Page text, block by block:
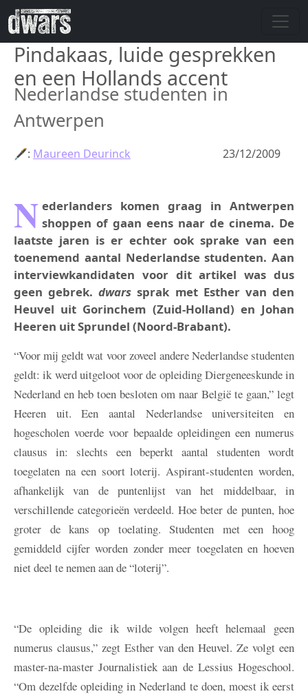
Skip to main content
Pindakaas, luide gesprekken
en een Hollands accent
Nederlandse studenten in
Antwerpen
23/12/2009
🖋: Maureen Deurinck
N ederlanders komen graag in Antwerpen
shoppen of gaan eens naar de cinema. De
laatste jaren is er echter ook sprake van een
toenemend aantal Nederlandse studenten. Aan
interviewkandidaten voor dit artikel was dus
geen gebrek.dwars sprak met Esther van den
Heuvel uit Gorinchem (Zuid-Holland) en Johan
Heeren uit Sprundel (Noord-Brabant).
“Voor mij geldt wat voor zoveel andere Nederlandse studenten
geldt: ik werd uitgeloot voor de opleiding Diergeneeskunde in
Nederland en heb toen besloten om naar België te gaan,” legt
Heeren uit. Een aantal Nederlandse universiteiten en
hogescholen voerde voor bepaalde opleidingen een numerus
clausus in: slechts een beperkt aantal studenten wordt
toegelaten na een soort loterij. Aspirant-studenten worden,
afhankelijk van de puntenlijst van het middelbaar, in
verschillende categorieën verdeeld. Hoe beter de punten, hoe
groter de kans op toelating. Studenten met een hoog
gemiddeld cijfer worden zonder meer toegelaten en hoeven
niet deel te nemen aan de “loterij”.
“De opleiding die ik wilde volgen heeft helemaal geen
numerus clausus,” zegt Esther van den Heuvel. Ze volgt een
master-na-master Journalistiek aan de Lessius Hogeschool.
“Om dezelfde opleiding in Nederland te doen, moest ik eerst